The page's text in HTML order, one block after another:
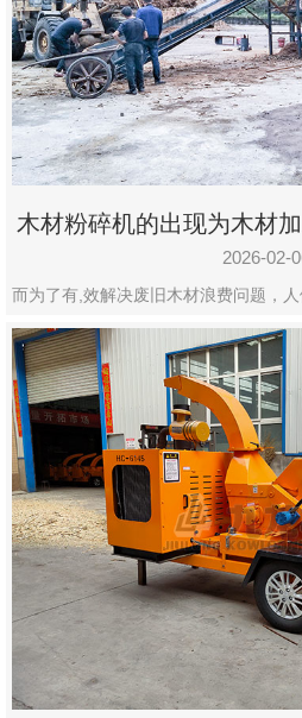
木材粉碎机的出现为木材
化
2026-02-
而为了有,效解决废旧木材浪费问题，